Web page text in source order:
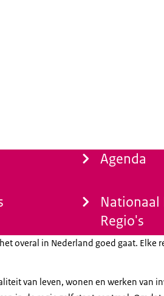
Agenda
Nationaal
Regio's
overal in Nederland goed gaat. Elke
van leven, wonen en werken van